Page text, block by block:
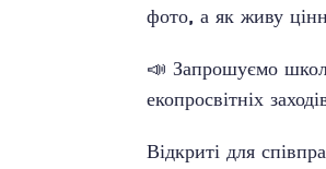
фото, а як живу
📣 Запрошуємо
екопросвітніх
Відкриті для